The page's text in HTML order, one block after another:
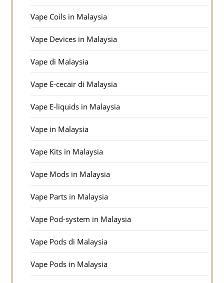
Vape Coils in Malaysia
Vape Devices in Malaysia
Vape di Malaysia
Vape E-cecair di Malaysia
Vape E-liquids in Malaysia
Vape in Malaysia
Vape Kits in Malaysia
Vape Mods in Malaysia
Vape Parts in Malaysia
Vape Pod-system in Malaysia
Vape Pods di Malaysia
Vape Pods in Malaysia